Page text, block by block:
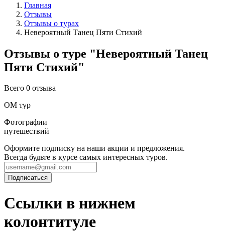
Главная
Отзывы
Отзывы о турах
Невероятный Танец Пяти Стихий
Отзывы о туре "Невероятный Танец
Пяти Стихий"
Всего 0 отзыва
ОМ тур
Фотографии
путешествий
Оформите подписку на наши акции и предложения.
Всегда будьте в курсе самых интересных туров.
Ссылки в нижнем
колонтитуле